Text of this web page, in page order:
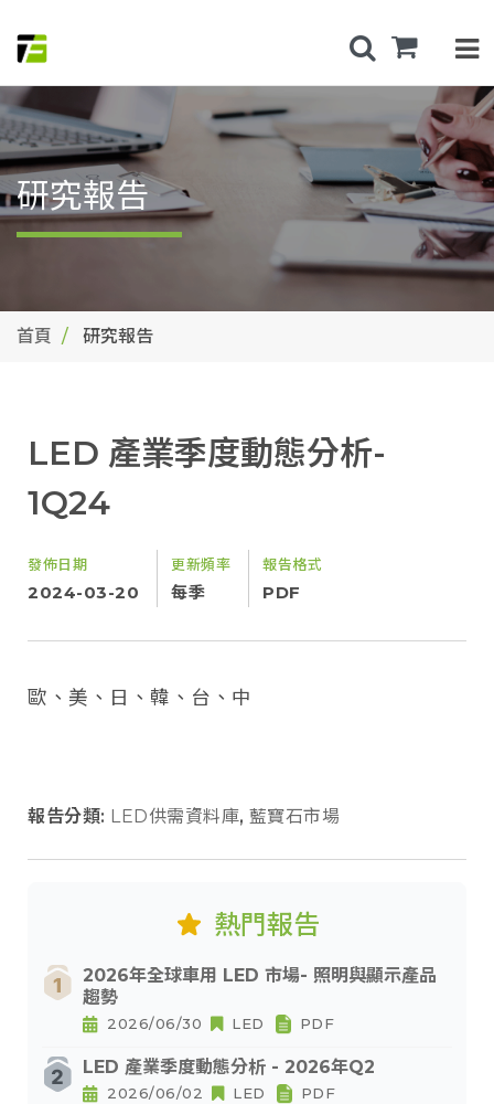
研究報告
首頁 研究報告
LED 產業季度動態分析-
1Q24
發佈日期
2024-03-20
更新頻率
每季
報告格式
PDF
歐、美、日、韓、台、中
報告分類: LED供需資料庫, 藍寶石市場
熱門報告
2026年全球車用 LED 市場- 照明與顯示產品
趨勢
2026/06/30 LED PDF
LED 產業季度動態分析 - 2026年Q2
2026/06/02 LED PDF